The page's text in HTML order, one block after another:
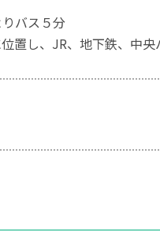
バス５分
置し、JR、地下鉄、中